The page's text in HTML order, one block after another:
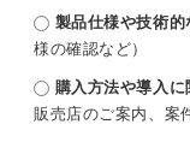
製品仕様や技術
様の確認など）
購入方法や導入
販売店のご案内、案